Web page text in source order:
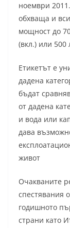
ноември
обхваща и
мощност до
(вкл.) или 500
Етикетът е
дадена
бъдат
от дадена
и вода или
дава
живот
Очакваните
спестявания
годишното
страни като